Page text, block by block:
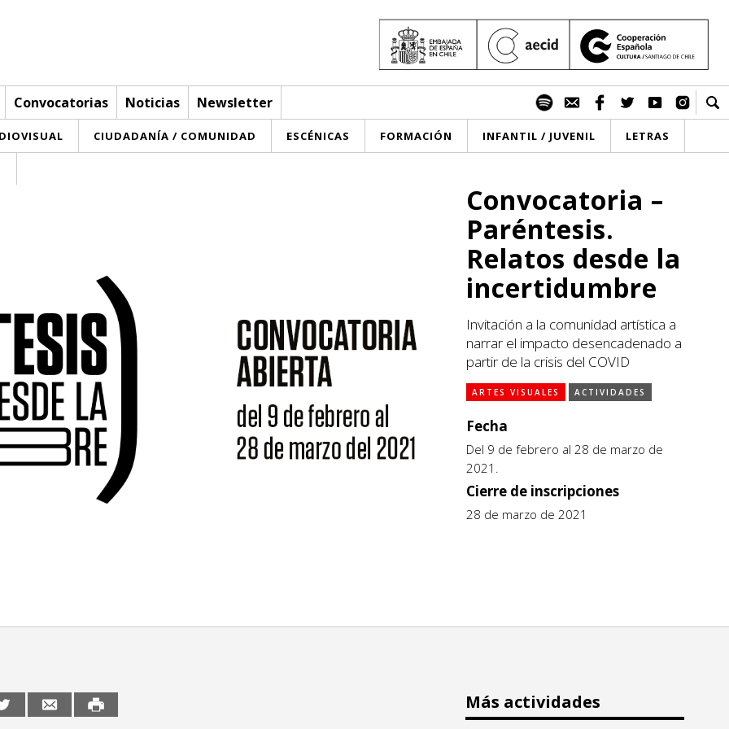
Convocatorias Noticias Newsletter
CIUDADANÍA / COMUNIDAD ESCÉNICAS FORMACIÓN INFANTIL / JUVENIL LETRAS
Convocatoria –
Paréntesis.
Relatos desde la
incertidumbre
Invitación a la comunidad artística a
narrar el impacto desencadenado a
partir de la crisis del COVID
ARTES VISUALES ACTIVIDADES
Fecha
Del 9 de febrero al 28 de marzo de
2021.
Cierre de inscripciones
28 de marzo de 2021
Más actividades